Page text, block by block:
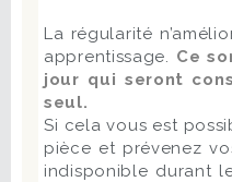
La régularité
apprentissage. Ce
jour qui seront
seul.
Si cela vous est
pièce et prévenez
indisponible durant